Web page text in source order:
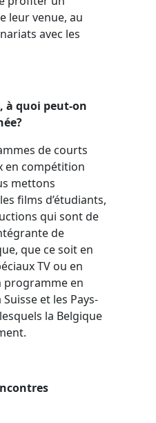
leur venue, au
avec les
à quoi peut-on
de courts
en compétition
mettons
films d’étudiants,
qui sont de
de
que ce soit en
TV ou en
programme en
et les Pays-
la Belgique